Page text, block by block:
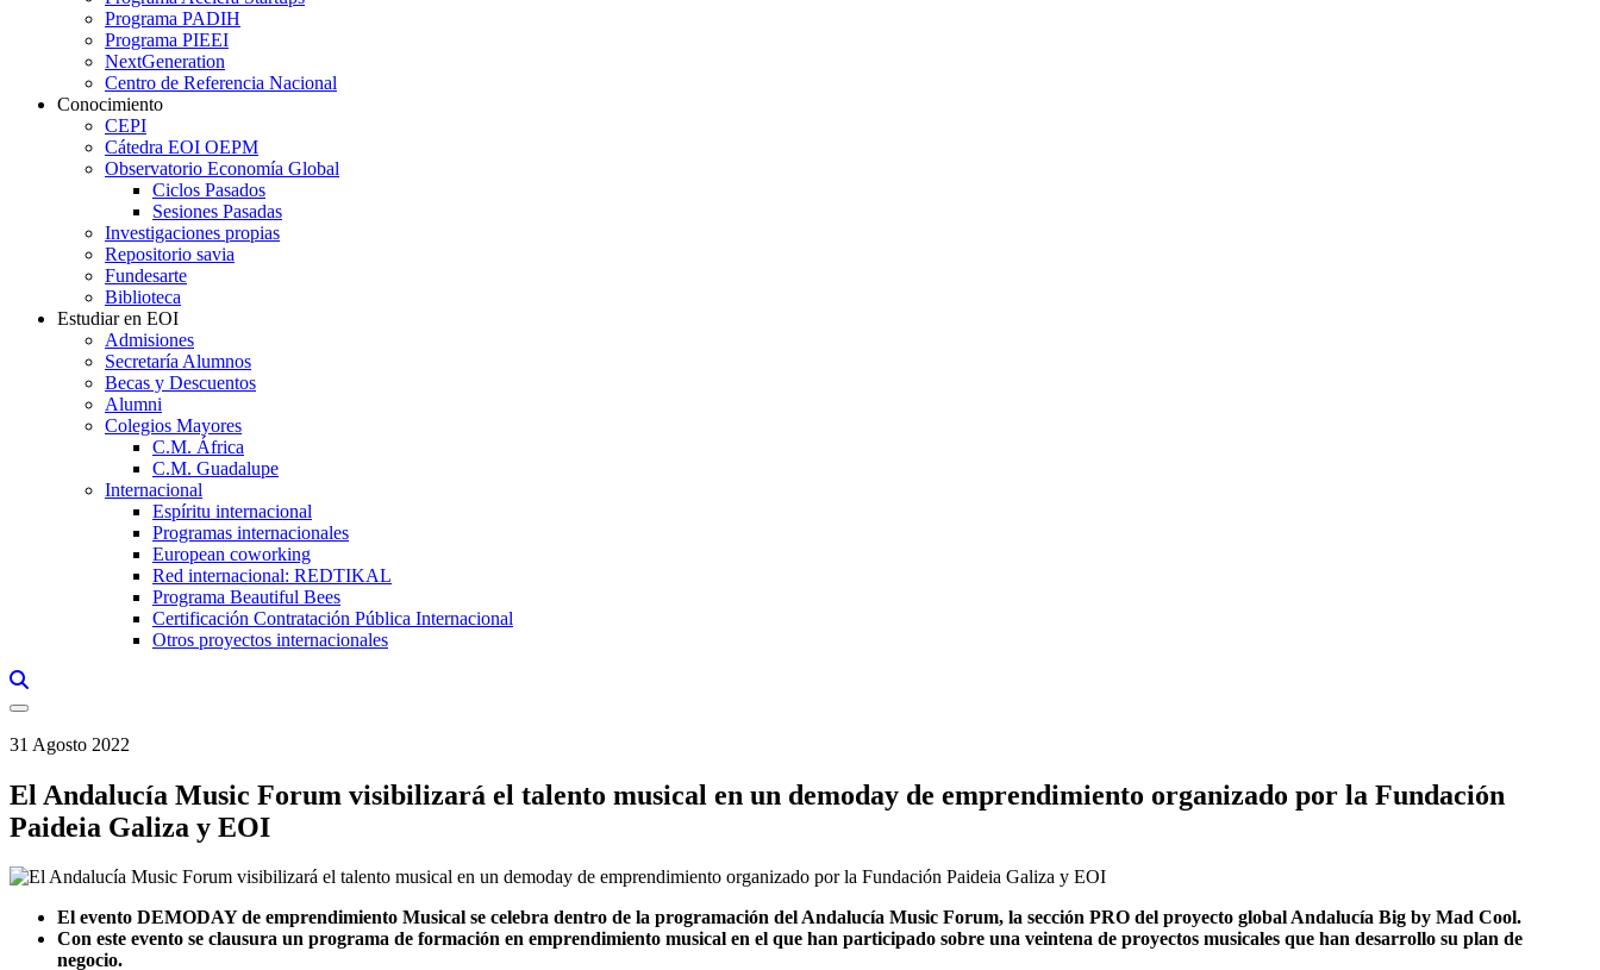
Programa PADIH
Programa PIEEI
NextGeneration
Centro de Referencia Nacional
Conocimiento
CEPI
Cátedra EOI OEPM
Observatorio Economía Global
Ciclos Pasados
Sesiones Pasadas
Investigaciones propias
Repositorio savia
Fundesarte
Biblioteca
Estudiar en EOI
Admisiones
Secretaría Alumnos
Becas y Descuentos
Alumni
Colegios Mayores
C.M. África
C.M. Guadalupe
Internacional
Espíritu internacional
Programas internacionales
European coworking
Red internacional: REDTIKAL
Programa Beautiful Bees
Certificación Contratación Pública Internacional
Otros proyectos internacionales
31 Agosto 2022
El Andalucía Music Forum visibilizará el talento musical en un demoday de emprendimiento organizado por la Fundación
Paideia Galiza y EOI
El evento DEMODAY de emprendimiento Musical se celebra dentro de la programación del Andalucía Music Forum, la sección PRO del proyecto global Andalucía Big by Mad Cool.
Con este evento se clausura un programa de formación en emprendimiento musical en el que han participado sobre una veintena de proyectos musicales que han desarrollo su plan de
negocio.